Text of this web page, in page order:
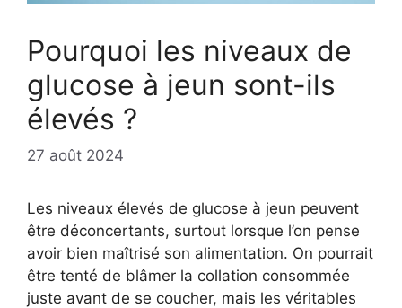
Pourquoi les niveaux de
glucose à jeun sont-ils
élevés ?
27 août 2024
Les niveaux élevés de glucose à jeun peuvent
être déconcertants, surtout lorsque l’on pense
avoir bien maîtrisé son alimentation. On pourrait
être tenté de blâmer la collation consommée
juste avant de se coucher, mais les véritables